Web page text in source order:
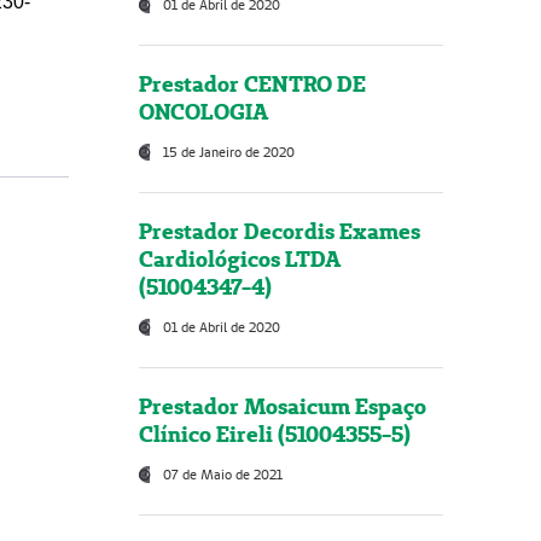
01 de Abril de 2020
Prestador CENTRO DE
ONCOLOGIA
15 de Janeiro de 2020
Prestador Decordis Exames
Cardiológicos LTDA
(51004347-4)
01 de Abril de 2020
Prestador Mosaicum Espaço
Clínico Eireli (51004355-5)
07 de Maio de 2021